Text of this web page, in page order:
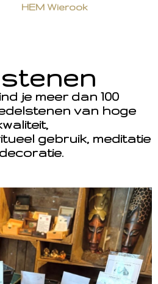
HEM Wierook
je meer dan 100
van hoge
gebruik, meditatie